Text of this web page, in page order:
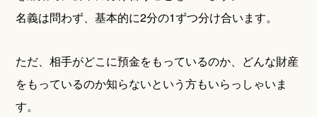
名義は問わず、基本的に2分の1ずつ分け合います。
ただ、相手がどこに預金をもっているのか、どんな財産
をもっているのか知らないという方もいらっしゃいま
す。